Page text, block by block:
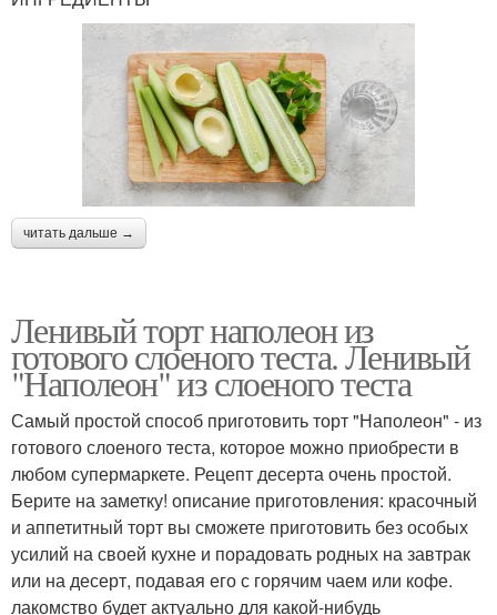
читать дальше →
Ленивый торт наполеон из
готового слоеного теста. Ленивый
"Наполеон" из слоеного теста
Самый простой способ приготовить торт "Наполеон" - из
готового слоеного теста, которое можно приобрести в
любом супермаркете. Рецепт десерта очень простой.
Берите на заметку! описание приготовления: красочный
и аппетитный торт вы сможете приготовить без особых
усилий на своей кухне и порадовать родных на завтрак
или на десерт, подавая его с горячим чаем или кофе.
лакомство будет актуально для какой-нибудь